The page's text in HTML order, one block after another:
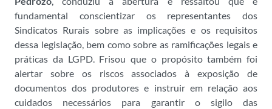
fundamental conscientizar os representantes dos
Sindicatos Rurais sobre as implicações e os requisitos
dessa legislação, bem como sobre as ramificações legais e
práticas da LGPD. Frisou que o propósito também foi
alertar sobre os riscos associados à exposição de
documentos dos produtores e instruir em relação aos
cuidados necessários para garantir o sigilo das